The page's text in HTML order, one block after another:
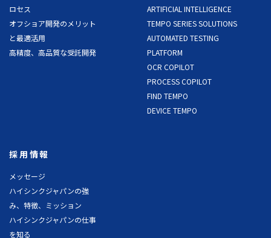
ロセス
オフショア開発のメリット
と最適活用
高精度、高品質な受託開発
ARTIFICIAL INTELLIGENCE
TEMPO SERIES SOLUTIONS
AUTOMATED TESTING
PLATFORM
OCR COPILOT
PROCESS COPILOT
FIND TEMPO
DEVICE TEMPO
採用情報
メッセージ
ハイシンクジャパンの強
み、特徴、ミッション
ハイシンクジャパンの仕事
を知る